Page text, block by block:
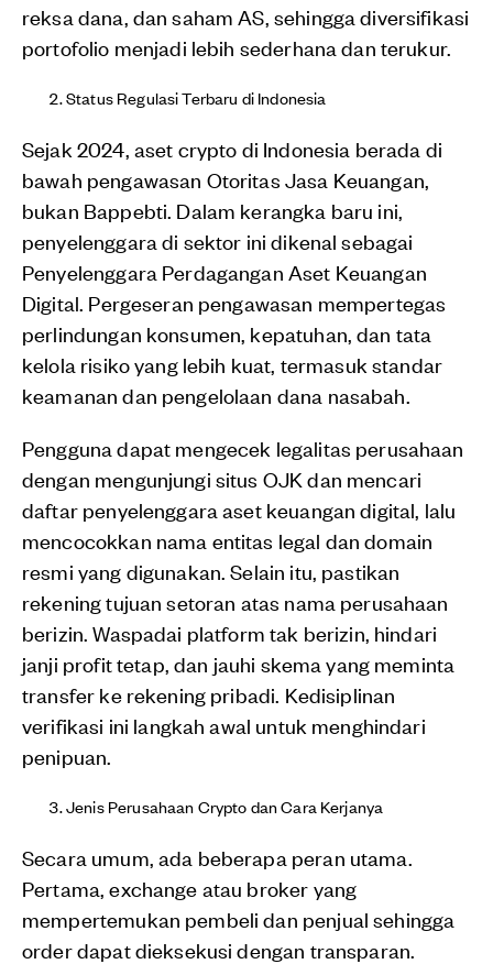
reksa dana, dan saham AS, sehingga diversifikasi
portofolio menjadi lebih sederhana dan terukur.
Status Regulasi Terbaru di Indonesia
Sejak 2024, aset crypto di Indonesia berada di
bawah pengawasan Otoritas Jasa Keuangan,
bukan Bappebti. Dalam kerangka baru ini,
penyelenggara di sektor ini dikenal sebagai
Penyelenggara Perdagangan Aset Keuangan
Digital. Pergeseran pengawasan mempertegas
perlindungan konsumen, kepatuhan, dan tata
kelola risiko yang lebih kuat, termasuk standar
keamanan dan pengelolaan dana nasabah.
Pengguna dapat mengecek legalitas perusahaan
dengan mengunjungi situs OJK dan mencari
daftar penyelenggara aset keuangan digital, lalu
mencocokkan nama entitas legal dan domain
resmi yang digunakan. Selain itu, pastikan
rekening tujuan setoran atas nama perusahaan
berizin. Waspadai platform tak berizin, hindari
janji profit tetap, dan jauhi skema yang meminta
transfer ke rekening pribadi. Kedisiplinan
verifikasi ini langkah awal untuk menghindari
penipuan.
Jenis Perusahaan Crypto dan Cara Kerjanya
Secara umum, ada beberapa peran utama.
Pertama, exchange atau broker yang
mempertemukan pembeli dan penjual sehingga
order dapat dieksekusi dengan transparan.